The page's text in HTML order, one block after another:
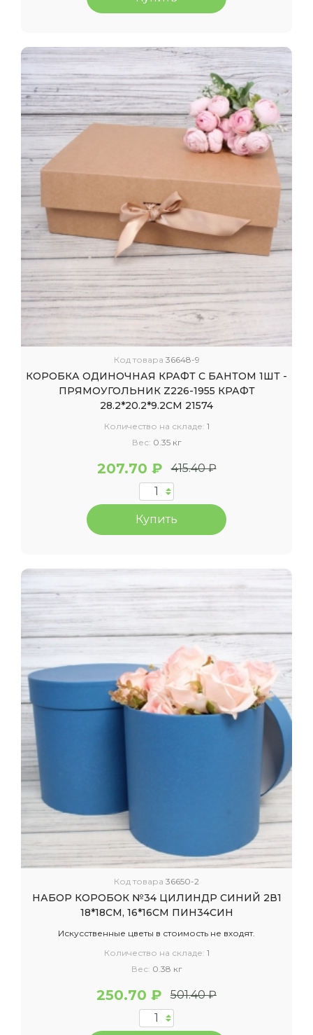
Код товара 36648-9
КОРОБКА ОДИНОЧНАЯ КРАФТ С БАНТОМ 1ШТ -
ПРЯМОУГОЛЬНИК Z226-1955 КРАФТ
28.2*20.2*9.2CM 21574
Количество на складе: 1
Вес: 0.35 кг
207.70 ₽ 415.40 ₽
Купить
Код товара 36650-2
НАБОР КОРОБОК №34 ЦИЛИНДР СИНИЙ 2В1
18*18СМ, 16*16СМ ПИН34СИН
Искусственные цветы в стоимость не входят.
Количество на складе: 1
Вес: 0.38 кг
250.70 ₽ 501.40 ₽